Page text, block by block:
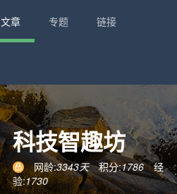
文章 专题 链接
科技智趣坊
网龄:3343天 积分:1786
经
验:1730